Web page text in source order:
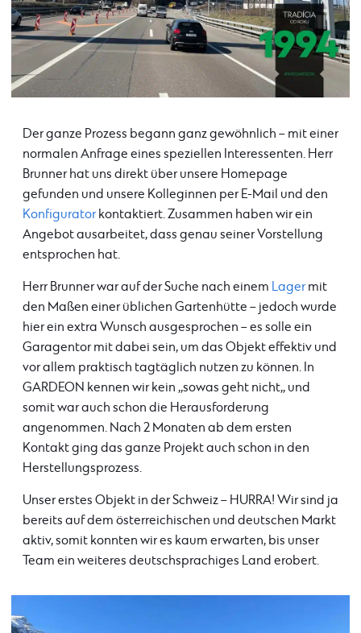
Der ganze Prozess begann ganz gewöhnlich – mit einer
normalen Anfrage eines speziellen Interessenten. Herr
Brunner hat uns direkt über unsere Homepage
gefunden und unsere Kolleginnen per E-Mail und den
Konfiguratorkontaktiert. Zusammen haben wir ein
Angebot ausarbeitet, dass genau seiner Vorstellung
entsprochen hat.
Herr Brunner war auf der Suche nach einem Lagermit
den Maßen einer üblichen Gartenhütte – jedoch wurde
hier ein extra Wunsch ausgesprochen – es solle ein
Garagentor mit dabei sein, um das Objekt effektiv und
vor allem praktisch tagtäglich nutzen zu können. In
GARDEON kennen wir kein ,,sowas geht nicht,, und
somit war auch schon die Herausforderung
angenommen. Nach 2 Monaten ab dem ersten
Kontakt ging das ganze Projekt auch schon in den
Herstellungsprozess.
Unser erstes Objekt in der Schweiz – HURRA! Wir sind ja
bereits auf dem österreichischen und deutschen Markt
aktiv, somit konnten wir es kaum erwarten, bis unser
Team ein weiteres deutschsprachiges Land erobert.